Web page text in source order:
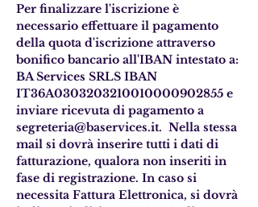
Per finalizzare l'iscrizione è
necessario effettuare il pagamento
della quota d'iscrizione attraverso
bonifico bancario all'IBAN intestato a:
BA Services SRLS IBAN
IT36A0303203210010000902855 e
inviare ricevuta di pagamento a
segreteria@baservices.it.  Nella stessa
mail si dovrà inserire tutti i dati di
fatturazione, qualora non inseriti in
fase di registrazione. In caso si
necessita Fattura Elettronica, si dovrà